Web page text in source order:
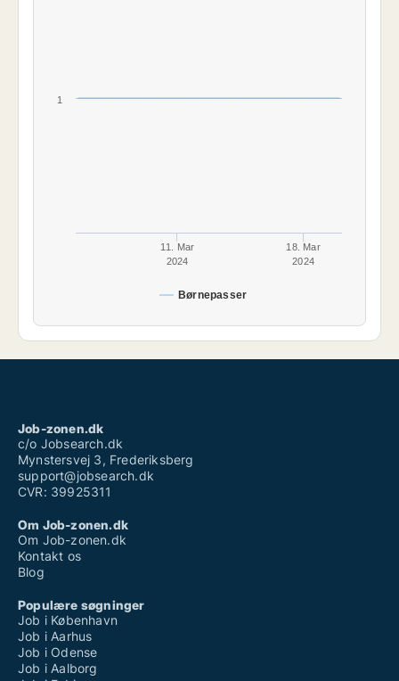
Børnepasser
11. Mar
2024
18. Mar
2024
1
Job-zonen.dk
c/o Jobsearch.dk
Mynstersvej 3, Frederiksberg
support@jobsearch.dk
CVR: 39925311
Om Job-zonen.dk
Om Job-zonen.dk
Kontakt os
Blog
Populære søgninger
Job i København
Job i Aarhus
Job i Odense
Job i Aalborg